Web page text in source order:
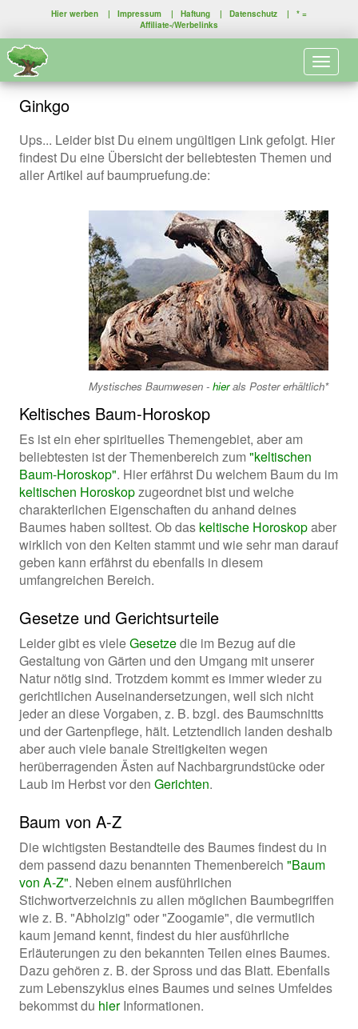
Hier werben | Impressum | Haftung | Datenschutz | * =
Affiliate-/Werbelinks
Ginkgo
Ups... Leider bist Du einem ungültigen Link gefolgt. Hier
findest Du eine Übersicht der beliebtesten Themen und
aller Artikel auf baumpruefung.de:
Mystisches Baumwesen - hierals Poster erhältlich*
Keltisches Baum-Horoskop
Es ist ein eher spirituelles Themengebiet, aber am
beliebtesten ist der Themenbereich zum "keltischen
Baum-Horoskop". Hier erfährst Du welchem Baum du im
keltischen Horoskopzugeordnet bist und welche
charakterlichen Eigenschaften du anhand deines
Baumes haben solltest. Ob das keltische Horoskopaber
wirklich von den Kelten stammt und wie sehr man darauf
geben kann erfährst du ebenfalls in diesem
umfangreichen Bereich.
Gesetze und Gerichtsurteile
Leider gibt es vieleGesetzedie im Bezug auf die
Gestaltung von Gärten und den Umgang mit unserer
Natur nötig sind. Trotzdem kommt es immer wieder zu
gerichtlichen Auseinandersetzungen, weil sich nicht
jeder an diese Vorgaben, z. B. bzgl. des Baumschnitts
und der Gartenpflege, hält. Letztendlich landen deshalb
aber auch viele banale Streitigkeiten wegen
herüberragenden Ästen auf Nachbargrundstücke oder
Laub im Herbst vor den Gerichten.
Baum von A-Z
Die wichtigsten Bestandteile des Baumes findest du in
dem passend dazu benannten Themenbereich "Baum
von A-Z". Neben einem ausführlichen
Stichwortverzeichnis zu allen möglichen Baumbegriffen
wie z. B. "Abholzig" oder "Zoogamie", die vermutlich
kaum jemand kennt, findest du hier ausführliche
Erläuterungen zu den bekannten Teilen eines Baumes.
Dazu gehören z. B. der Spross und das Blatt. Ebenfalls
zum Lebenszyklus eines Baumes und seines Umfeldes
bekommst du hierInformationen.